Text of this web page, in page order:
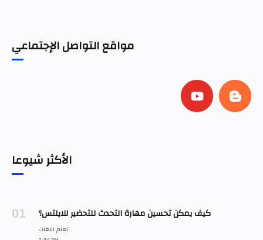
مواقع التواصل الإجتماعي
الأكثر شيوعا
كيف يمكن تحسين مهارة التحدث للتحضير للايلتس؟